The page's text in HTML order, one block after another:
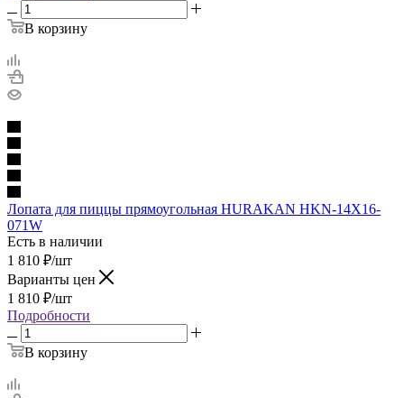
В корзину
Лопата для пиццы прямоугольная HURAKAN HKN-14X16-
071W
Есть в наличии
1 810 ₽/шт
Варианты цен
1 810 ₽/шт
Подробности
В корзину